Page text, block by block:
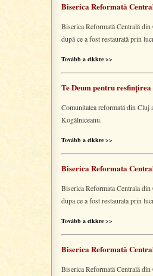
Biserica Reformată
Biserica Reformată Centrală
după ce a fost restaurată prin
Tovább a cikkre >>
Te Deum pentru
Comunitatea reformată din Cluj
Kogălniceanu.
Tovább a cikkre >>
Biserica Reformata
Biserica Reformata Centrala
dupa ce a fost restaurata prin
Tovább a cikkre >>
Biserica Reformată
Biserica Reformată Centrală